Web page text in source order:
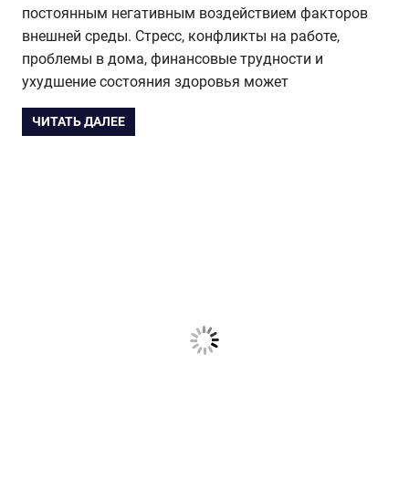
постоянным негативным воздействием факторов
внешней среды. Стресс, конфликты на работе,
проблемы в дома, финансовые трудности и
ухудшение состояния здоровья может
ЧИТАТЬ ДАЛЕЕ